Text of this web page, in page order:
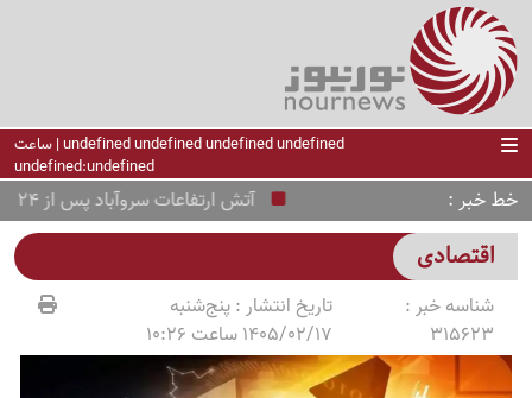
undefined undefined undefined undefined | ساعت
undefined:undefined
خط خبر آتش ارتفاعات سروآباد پس از 24 ساعت مهار شد
اقتصادی
شناسه خبر :
315623
تاریخ انتشار :پنج‌شنبه
1405/02/17 ساعت 10:26